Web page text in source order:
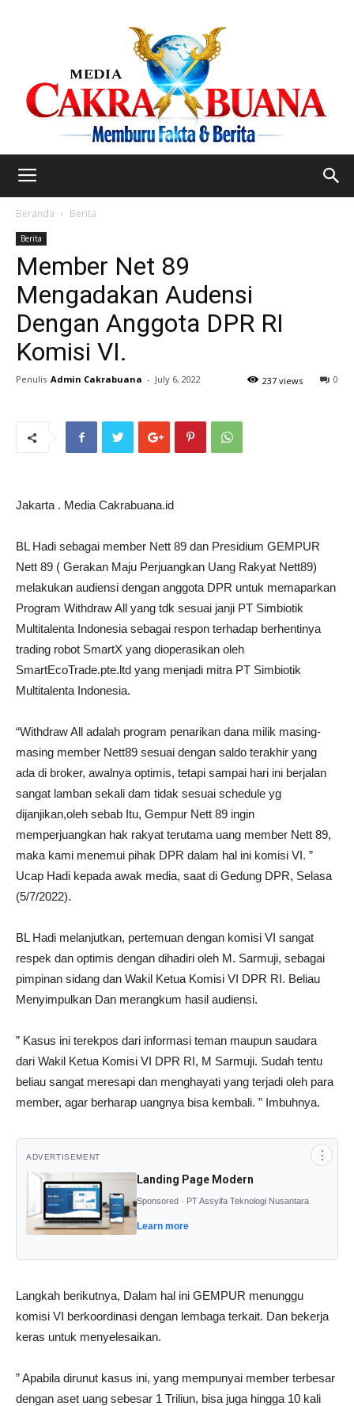
Beranda Berita
Berita
Member Net 89
Mengadakan Audensi
Dengan Anggota DPR RI
Komisi VI.
Penulis Admin Cakrabuana - July 6, 2022 0
237 views
Jakarta . Media Cakrabuana.id
BL Hadi sebagai member Nett 89 dan Presidium GEMPUR
Nett 89 ( Gerakan Maju Perjuangkan Uang Rakyat Nett89)
melakukan audiensi dengan anggota DPR untuk memaparkan
Program Withdraw All yang tdk sesuai janji PT Simbiotik
Multitalenta Indonesia sebagai respon terhadap berhentinya
trading robot SmartX yang dioperasikan oleh
SmartEcoTrade.pte.ltd yang menjadi mitra PT Simbiotik
Multitalenta Indonesia.
“Withdraw All adalah program penarikan dana milik masing-
masing member Nett89 sesuai dengan saldo terakhir yang
ada di broker, awalnya optimis, tetapi sampai hari ini berjalan
sangat lamban sekali dam tidak sesuai schedule yg
dijanjikan,oleh sebab Itu, Gempur Nett 89 ingin
memperjuangkan hak rakyat terutama uang member Nett 89,
maka kami menemui pihak DPR dalam hal ini komisi VI. ”
Ucap Hadi kepada awak media, saat di Gedung DPR, Selasa
(5/7/2022).
BL Hadi melanjutkan, pertemuan dengan komisi VI sangat
respek dan optimis dengan dihadiri oleh M. Sarmuji, sebagai
pimpinan sidang dan Wakil Ketua Komisi VI DPR RI. Beliau
Menyimpulkan Dan merangkum hasil audiensi.
” Kasus ini terekpos dari informasi teman maupun saudara
dari Wakil Ketua Komisi VI DPR RI, M Sarmuji. Sudah tentu
beliau sangat meresapi dan menghayati yang terjadi oleh para
member, agar berharap uangnya bisa kembali. ” Imbuhnya.
ADVERTISEMENT ⋮
Landing Page Modern
Sponsored · PT Assyifa Teknologi Nusantara
Learn more
Langkah berikutnya, Dalam hal ini GEMPUR menunggu
komisi VI berkoordinasi dengan lembaga terkait. Dan bekerja
keras untuk menyelesaikan.
” Apabila dirunut kasus ini, yang mempunyai member terbesar
dengan aset uang sebesar 1 Triliun, bisa juga hingga 10 kali